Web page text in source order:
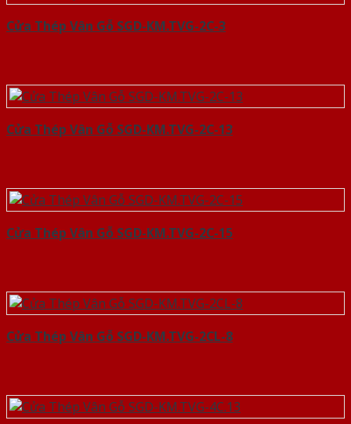
Cửa Thép Vân Gỗ SGD-KM.TVG-2C-3
Cửa Thép Vân Gỗ SGD-KM.TVG-2C-13
Cửa Thép Vân Gỗ SGD-KM.TVG-2C-15
Cửa Thép Vân Gỗ SGD-KM.TVG-2CL-8